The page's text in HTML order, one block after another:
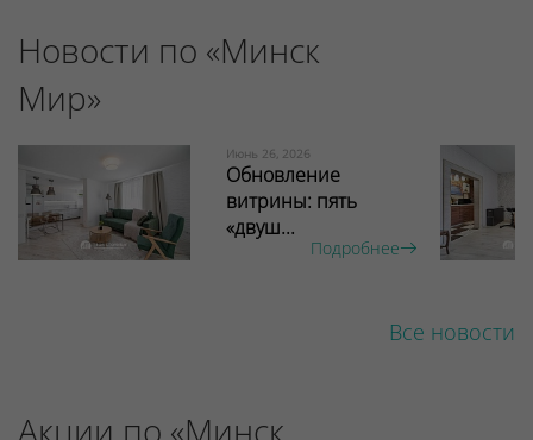
Новости по «Минск
Мир»
Июнь 26, 2026
Обновление
витрины: пять
«двуш...
Подробнее
Все новости
Акции по «Минск